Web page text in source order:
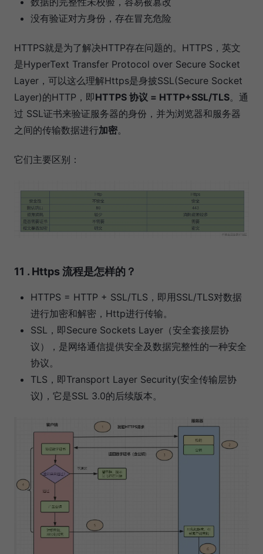
没有验证对方身份，存在冒充危险
HTTPS就是为了解决HTTP存在问题的。HTTPS，英文
是HyperText Transfer Protocol over Secure Socket
Layer，可以这么理解Https是身披SSL(Secure Socket
Layer)的HTTP，即HTTPS 协议 = HTTP+SSL/TLS。通
过 SSL证书来验证服务器的身份，并为浏览器和服务器
之间的传输数据进行加密。
它们主要区别：
11 . Https 流程是怎样的？
HTTPS = HTTP + SSL/TLS，即用SSL/TLS对数据
进行加密和解密，Http进行传输。
SSL，即Secure Sockets Layer（安全套接层协
议），是网络通信提供安全及数据完整性的一种安全
协议。
TLS，即Transport Layer Security(安全传输层协
议)，它是SSL 3.0的后续版本。